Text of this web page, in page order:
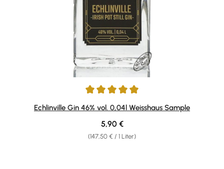
Durchschnittliche Bewertung von 5 von 5 Sternen
Echlinville Gin 46% vol. 0,04l Weisshaus Sample
(147,50 € / 1 Liter)
Regulärer Preis:
5,90 €